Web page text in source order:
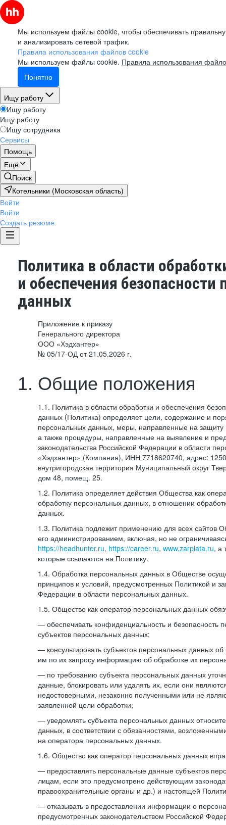
Мы используем файлы cookie, чтобы обеспечивать
и анализировать сетевой трафик.
Правила использования файлов cookie
Мы используем файлы cookie. Правила использования
Понятно
Ищу работу
Ищу работу
Ищу работу
Ищу сотрудника
Сервисы
Помощь
Ещё
Поиск
Котельники (Московская область)
Войти
Войти
Создать резюме
Политика в области
и обеспечения безопасности
данных
Приложение к приказу
Генерального директора
ООО «Хэдхантер»
№ 05/17-ОД от 21.05.2026 г.
1. Общие положения
1.1. Политика в области обработки и обеспечения
данных (Политика) определяет цели, содержание и
персональных данных, меры, направленные на
а также процедуры, направленные на выявление и
законодательства Российской Федерации в области
«Хэдхантер» (Компания), ИНН 7718620740, адрес:
внутригородская территория Муниципальный округ
дом 48, помещ. 25.
1.2. Политика определяет действия Общества как
обработку персональных данных, в отношении
данных.
1.3. Политика подлежит применению для всех сайтов
его администрированием, включая, но не
https://headhunter.ru, https://career.ru, www.zarplata.ru, а
которые ссылаются на Политику.
1.4. Обработка персональных данных в Обществе
принципов и условий, предусмотренных Политикой и
Федерации в области персональных данных.
1.5. Общество как оператор персональных данных
— обеспечивать конфиденциальность и безопасность
субъектов персональных данных;
— консультировать субъектов персональных данных об
им по их запросу информацию об обработке их
— по требованию субъекта персональных данных
данные, блокировать или удалять их, если они
недостоверными, незаконно полученными или не
заявленной цели обработки;
— уведомлять субъекта персональных данных
данных, в соответствии с обязанностями,
на оператора персональных данных.
1.6. Общество как оператор персональных данных
— предоставлять персональные данные субъектов
лицам, если это предусмотрено действующим
правоохранительные органы и др.) и настоящей
— отказывать в предоставлении информации о
предусмотренных законодательством Российской